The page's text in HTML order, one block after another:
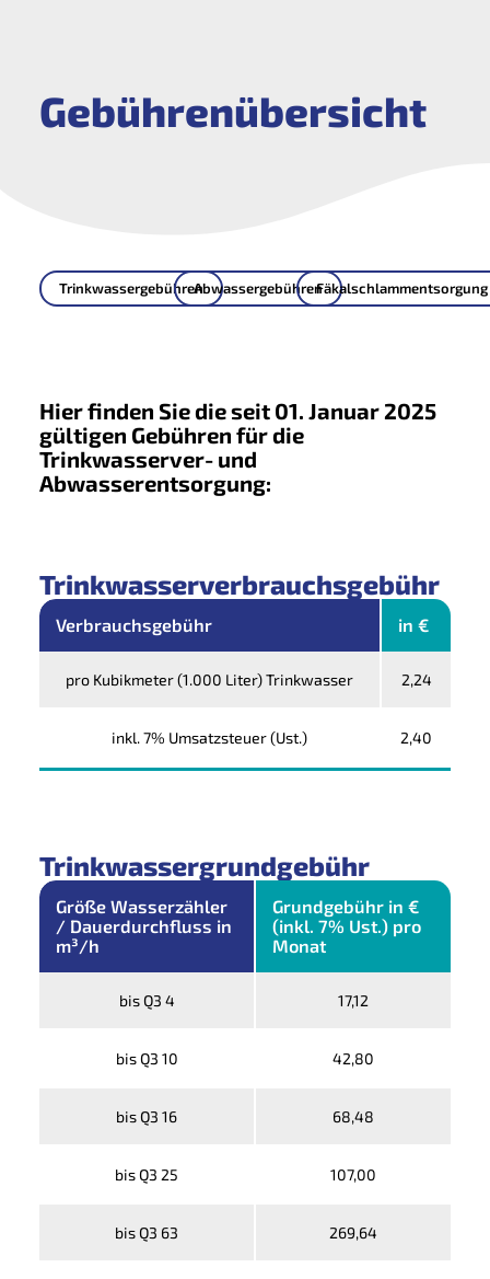
Gebührenübersicht
TrinkwassergebührenAbwassergebührenFäkalschlammentsorgung
Hier finden Sie die seit 01. Januar 2025
gültigen Gebühren für die
Trinkwasserver- und
Abwasserentsorgung:
Trinkwasserverbrauchsgebühr
Verbrauchsgebühr in €
pro Kubikmeter (1.000 Liter) Trinkwasser 2,24
inkl. 7% Umsatzsteuer (Ust.) 2,40
Trinkwassergrundgebühr
Größe Wasserzähler
/ Dauerdurchfluss in
m³/h
Grundgebühr in €
(inkl. 7% Ust.) pro
Monat
bis Q3 4 17,12
bis Q3 10 42,80
bis Q3 16 68,48
bis Q3 25 107,00
bis Q3 63 269,64